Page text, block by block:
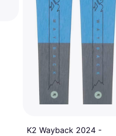
K2 Wayback 2024 -